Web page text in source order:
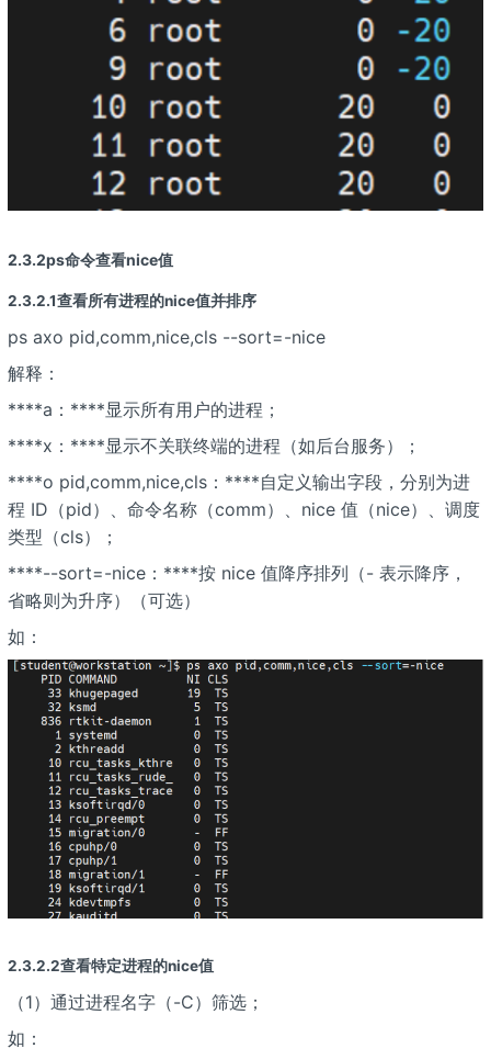
2.3.2ps命令查看nice值
2.3.2.1查看所有进程的nice值并排序
ps axo pid,comm,nice,cls --sort=-nice
解释：
****a：****显示所有用户的进程；
****x：****显示不关联终端的进程（如后台服务）；
****o pid,comm,nice,cls：****自定义输出字段，分别为进
程 ID（pid）、命令名称（comm）、nice 值（nice）、调度
类型（cls）；
****--sort=-nice：****按 nice 值降序排列（- 表示降序，
省略则为升序）（可选）
如：
2.3.2.2查看特定进程的nice值
（1）通过进程名字（-C）筛选；
如：